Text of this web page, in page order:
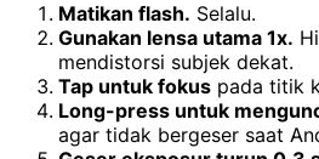
Matikan flash. Selalu.
Gunakan lensa utama 1x.
mendistorsi subjek dekat.
Tap untuk fokus pada titik
Long-press untuk
agar tidak bergeser saat